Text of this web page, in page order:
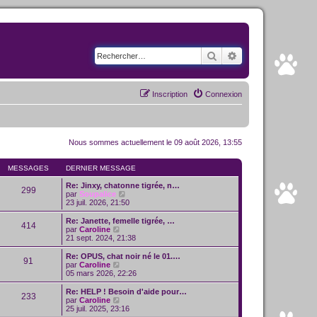
RechercherRecherche
Connexion
Inscription
Nous sommes actuellement le 09 août 2026, 13:55
MESSAGES DERNIER MESSAGE
299
Re: Jinxy, chatonne tigrée, n…
par Soupalice
o
n
s
l
r
e
e
n
23 juil. 2026, 21:50
414
Re: Janette, femelle tigrée, …
par Caroline
o
n
s
l
r
l
e
21 sept. 2024, 21:38
91
Re: OPUS, chat noir né le 01.…
par Caroline
o
n
s
l
05 mars 2026, 22:26
233
Re: HELP ! Besoin d'aide pour…
par Caroline
o
25 juil. 2025, 23:16